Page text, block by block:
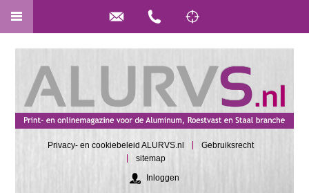
Privacy- en cookiebeleid ALURVS.nl
Gebruiksrecht
sitemap
Inloggen